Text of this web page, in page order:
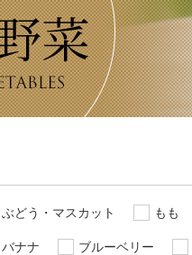
ぶどう・マスカット もも
バナナ ブルーベリー